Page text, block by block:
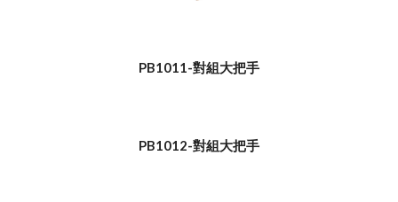
PB1011-對組大把手
PB1012-對組大把手